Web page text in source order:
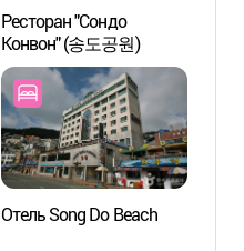
Ресторан "Сондо
Конвон" (송도공원)
Отель Song Do Beach